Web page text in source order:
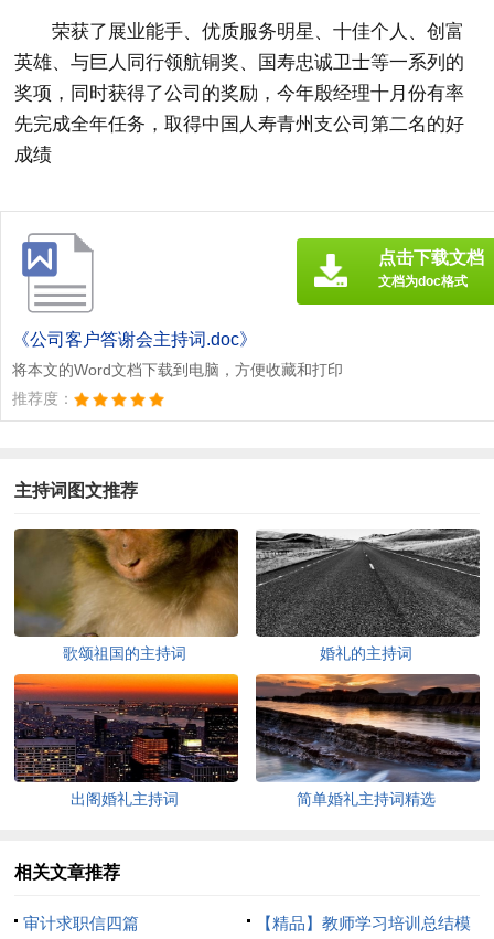
荣获了展业能手、优质服务明星、十佳个人、创富
英雄、与巨人同行领航铜奖、国寿忠诚卫士等一系列的
奖项，同时获得了公司的奖励，今年殷经理十月份有率
先完成全年任务，取得中国人寿青州支公司第二名的好
成绩
《公司客户答谢会主持词.doc》
将本文的Word文档下载到电脑，方便收藏和打印
推荐度：
点击下载文档
文档为doc格式
主持词图文推荐
歌颂祖国的主持词 婚礼的主持词
出阁婚礼主持词 简单婚礼主持词精选
相关文章推荐
审计求职信四篇 【精品】教师学习培训总结模